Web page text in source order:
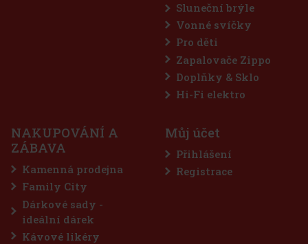
Sluneční brýle
Vonné svíčky
Pro děti
Zapalovače Zippo
Doplňky & Sklo
Hi-Fi elektro
NAKUPOVÁNÍ A
ZÁBAVA
Kamenná prodejna
Family City
Dárkové sady -
ideální dárek
Kávové likéry
Můj účet
Přihlášení
Registrace